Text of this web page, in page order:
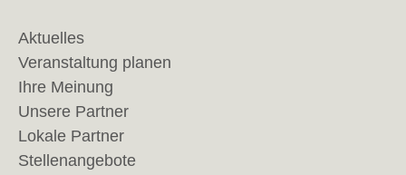
Aktuelles
Veranstaltung planen
Ihre Meinung
Unsere Partner
Lokale Partner
Stellenangebote